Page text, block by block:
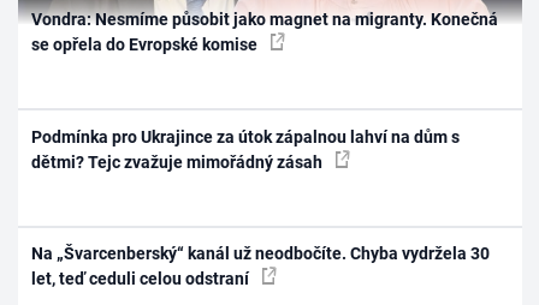
Vondra: Nesmíme působit jako magnet na migranty. Konečná
se opřela do Evropské komise
Podmínka pro Ukrajince za útok zápalnou lahví na dům s
dětmi? Tejc zvažuje mimořádný zásah
Na „Švarcenberský“ kanál už neodbočíte. Chyba vydržela 30
let, teď ceduli celou odstraní